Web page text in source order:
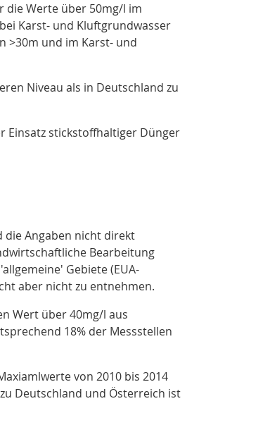
die Werte über 50mg/l im
Karst- und Kluftgrundwasser
>30m und im Karst- und
Niveau als in Deutschland zu
Einsatz stickstoffhaltiger Dünger
die Angaben nicht direkt
Bearbeitung
Gebiete (EUA-
aber nicht zu entnehmen.
Wert über 40mg/l aus
18% der Messstellen
von 2010 bis 2014
Deutschland und Österreich ist